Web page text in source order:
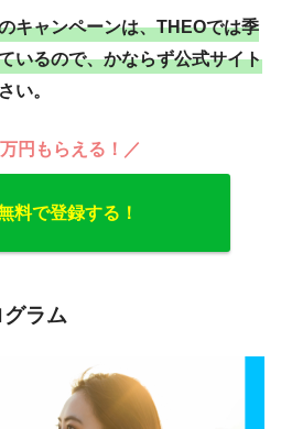
キャンペーンは、THEOでは季
いるので、かならず公式サイト
い。
円もらえる！／
料で登録する！
ラム